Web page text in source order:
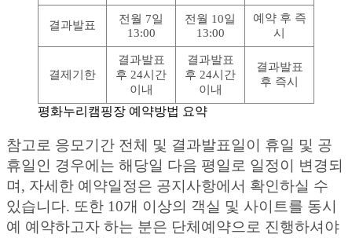
결과발표
전월 7일
13:00
전월 10일
13:00
예약 후 즉
시
결제기한
결과발표
후 24시간
이내
결과발표
후 24시간
이내
결과발표
후 즉시
평화누리캠핑장 예약방법 요약
참고로 응모기간 전체 및 결과발표일이 휴일 및 공
휴일인 경우에는 해당일 다음 평일로 일정이 변경되
며, 자세한 예약일정은 공지사항에서 확인하실 수
있습니다. 또한 10개 이상의 객실 및 사이트를 동시
예 예약하고자 하는 분은 단체예약으로 진행하셔야